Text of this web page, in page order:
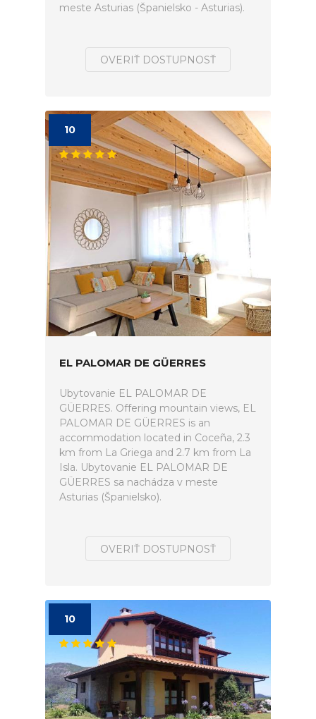
meste Asturias (Španielsko - Asturias).
OVERIŤ DOSTUPNOSŤ
10
EL PALOMAR DE GÜERRES
Ubytovanie EL PALOMAR DE
GÜERRES. Offering mountain views, EL
PALOMAR DE GÜERRES is an
accommodation located in Coceña, 2.3
km from La Griega and 2.7 km from La
Isla. Ubytovanie EL PALOMAR DE
GÜERRES sa nachádza v meste
Asturias (Španielsko).
OVERIŤ DOSTUPNOSŤ
10